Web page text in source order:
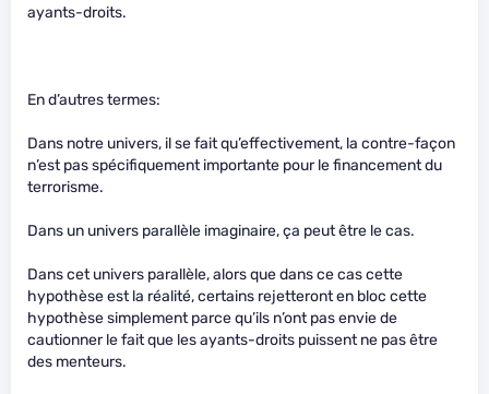
ayants-droits.
En d’autres termes:
Dans notre univers, il se fait qu’effectivement, la contre-façon
n’est pas spécifiquement importante pour le financement du
terrorisme.
Dans un univers parallèle imaginaire, ça peut être le cas.
Dans cet univers parallèle, alors que dans ce cas cette
hypothèse est la réalité, certains rejetteront en bloc cette
hypothèse simplement parce qu’ils n’ont pas envie de
cautionner le fait que les ayants-droits puissent ne pas être
des menteurs.